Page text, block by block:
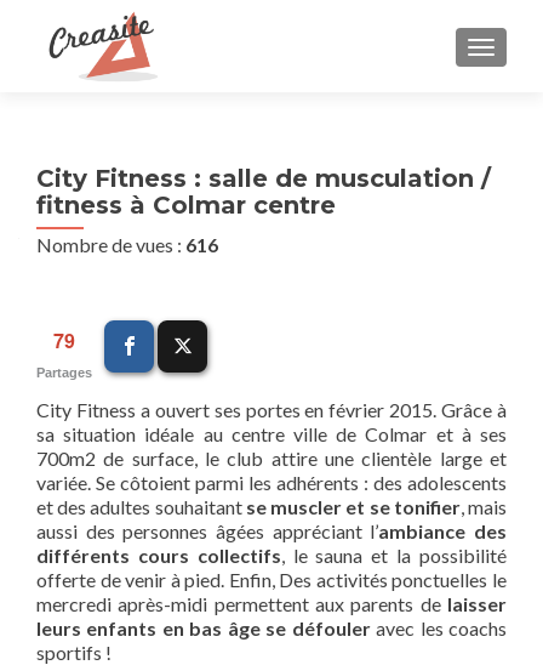
City Fitness : salle de musculation /
fitness à Colmar centre
Nombre de vues : 616
79
Partages
City Fitness a ouvert ses portes en février 2015. Grâce à
sa situation idéale au centre ville de Colmar et à ses
700m2 de surface, le club attire une clientèle large et
variée. Se côtoient parmi les adhérents : des adolescents
et des adultes souhaitant se muscler et se tonifier, mais
aussi des personnes âgées appréciant l’ambiance des
différents cours collectifs, le sauna et la possibilité
offerte de venir à pied. Enfin, Des activités ponctuelles le
mercredi après-midi permettent aux parents de laisser
leurs enfants en bas âge se défouleravec les coachs
sportifs !